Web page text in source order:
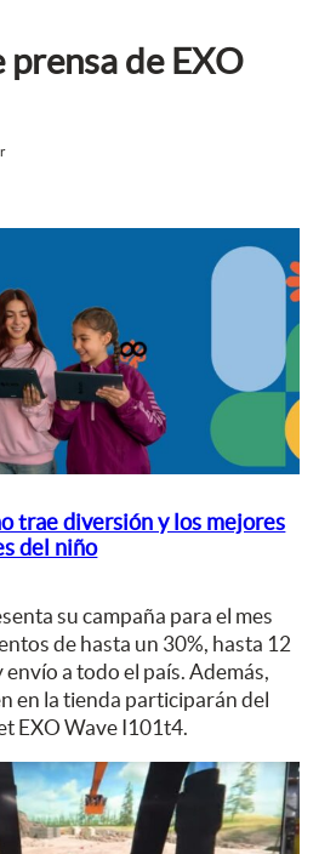
prensa de EXO
trae diversión y los mejores
del niño
su campaña para el mes
de hasta un 30%, hasta 12
a todo el país. Además,
en la tienda participarán del
EXO Wave I101t4.